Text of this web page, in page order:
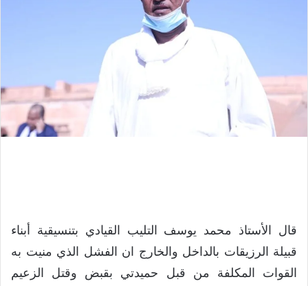
قال الأستاذ محمد يوسف التليب القيادي بتنسيقية أبناء
قبيلة الرزيقات بالداخل والخارج ان الفشل الذي منيت به
القوات المكلفة من قبل حميدتي بقبض وقتل الزعيم